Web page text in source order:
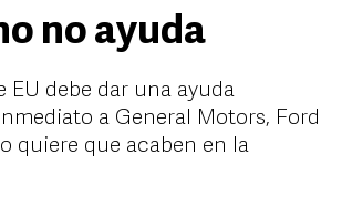
no ayuda
EU debe dar una ayuda
a General Motors, Ford
quiere que acaben en la